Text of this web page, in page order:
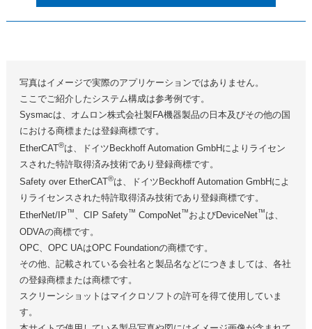
写真はイメージで実際のアプリケーションではありません。
ここでご紹介したシステム構成は参考例です。
Sysmacは、オムロン株式会社製FA機器製品の日本及びその他の国
における商標または登録商標です。
EtherCAT®は、ドイツBeckhoff Automation GmbHによりライセン
スされた特許取得済み技術であり登録商標です。
Safety over EtherCAT®は、ドイツBeckhoff Automation GmbHによ
りライセンスされた特許取得済み技術であり登録商標です。
EtherNet/IP™、CIP Safety™ CompoNet™およびDeviceNet™は、
ODVAの商標です。
OPC、OPC UAはOPC Foundationの商標です。
その他、記載されている会社名と製品名などにつきましては、各社
の登録商標または商標です。
スクリーンショットはマイクロソフトの許可を得て使用していま
す。